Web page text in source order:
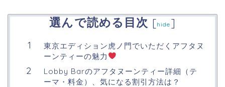
選んで読める目次 [hide ]
東京エディション虎ノ門でいただくアフタヌ
ーンティーの魅力
Lobby Barのアフタヌーンティー詳細（テ
ーマ・料金）、気になる割引方法は？